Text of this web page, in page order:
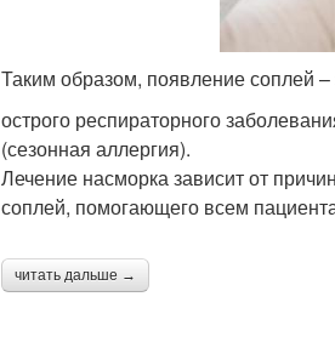
Таким образом, появление соплей –
острого респираторного
(сезонная аллергия).
Лечение насморка зависит от
соплей, помогающего всем
читать дальше →